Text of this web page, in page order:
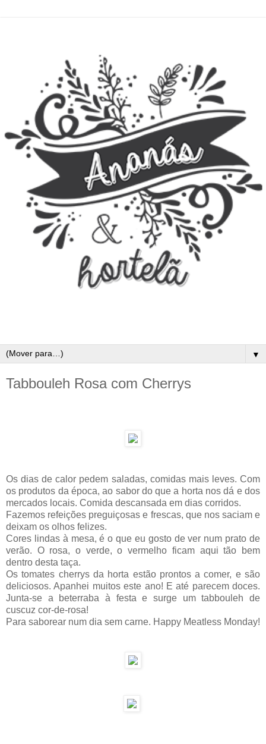
▼
Tabbouleh Rosa com Cherrys
Os dias de calor pedem saladas, comidas mais leves. Com
os produtos da época, ao sabor do que a horta nos dá e dos
mercados locais. Comida descansada em dias corridos.
Fazemos refeições preguiçosas e frescas, que nos saciam e
deixam os olhos felizes.
Cores lindas à mesa, é o que eu gosto de ver num prato de
verão. O rosa, o verde, o vermelho ficam aqui tão bem
dentro desta taça.
Os tomates cherrys da horta estão prontos a comer, e são
deliciosos. Apanhei muitos este ano! E até parecem doces.
Junta-se a beterraba à festa e surge um tabbouleh de
cuscuz cor-de-rosa!
Para saborear num dia sem carne. Happy Meatless Monday!